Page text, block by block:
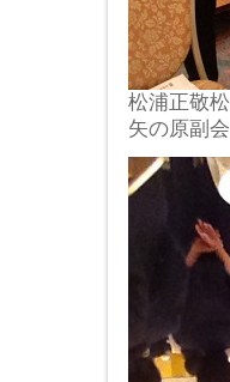
松浦正敬
矢の原副